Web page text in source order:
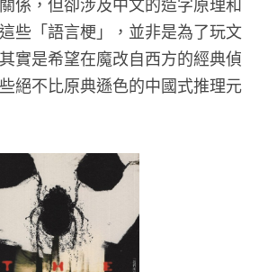
些「語言梗」，並非是為了玩文
實是希望在魔改自西方的經典偵
絕不比原典遜色的中國式推理元